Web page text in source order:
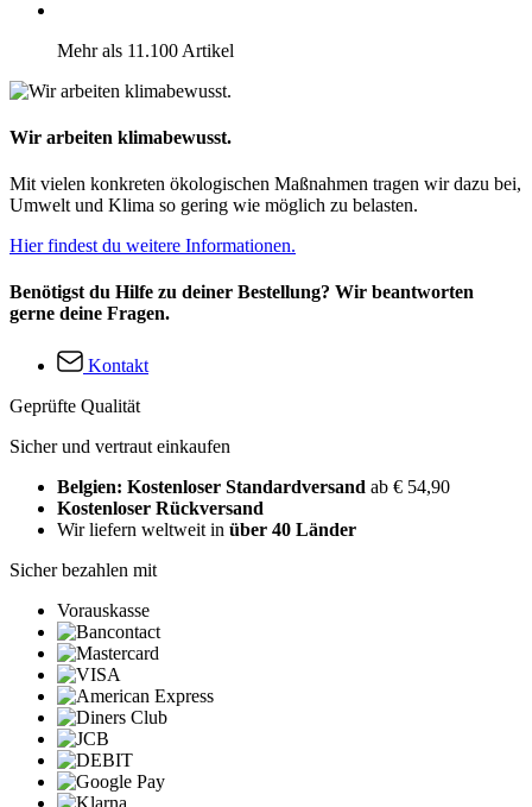
Mehr als 11.100 Artikel
Wir arbeiten klimabewusst.
Mit vielen konkreten ökologischen Maßnahmen tragen wir dazu bei,
Umwelt und Klima so gering wie möglich zu belasten.
Hier findest du weitere Informationen.
Benötigst du Hilfe zu deiner Bestellung? Wir beantworten
gerne deine Fragen.
Kontakt
Geprüfte Qualität
Sicher und vertraut einkaufen
Belgien: Kostenloser Standardversand ab € 54,90
Kostenloser Rückversand
Wir liefern weltweit in über 40 Länder
Sicher bezahlen mit
Vorauskasse